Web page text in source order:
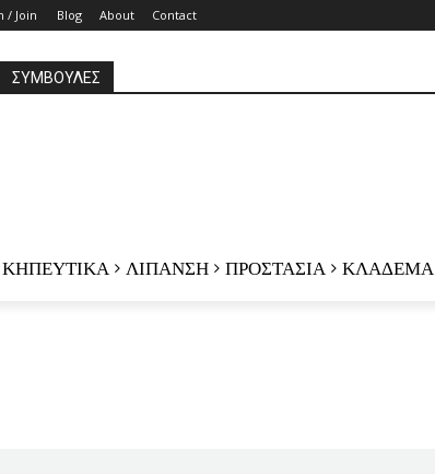
/ Join Blog About Contact
ΣΥΜΒΟΥΛΕΣ
ΚΗΠΕΥΤΙΚΑ ΛΙΠΑΝΣΗ ΠΡΟΣΤΑΣΙΑ ΚΛΑΔΕΜΑ